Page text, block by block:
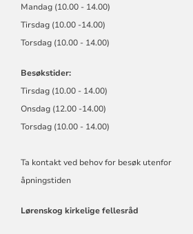
Mandag (10.00 - 14.00)
Tirsdag (10.00 -14.00)
Torsdag (10.00 - 14.00)
Besøkstider:
Tirsdag (10.00 - 14.00)
Onsdag (12.00 -14.00)
Torsdag (10.00 - 14.00)
Ta kontakt ved behov for besøk utenfor
åpningstiden
Lørenskog kirkelige fellesråd